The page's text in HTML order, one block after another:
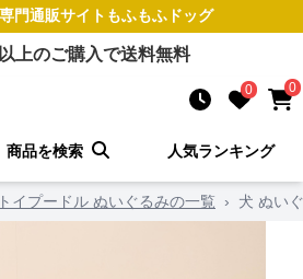
専門通販サイト もふもふドッグ
上のご購入で送料無料
0 0
商品を検索 人気ランキング
トイプードル ぬいぐるみの一覧 › 犬 ぬい